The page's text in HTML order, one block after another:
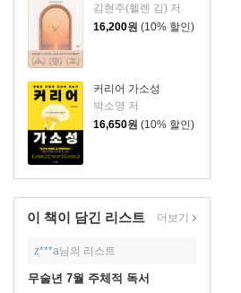
김현주(헬렌 김) 저
16,200원 (10% 할인)
커리어 가소성
박소영 저
16,650원 (10% 할인)
이 책이 담긴 리스트 더보기
z***a님의 리스트
무술년 7월 주체적 독서